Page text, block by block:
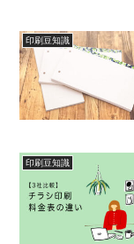
印刷豆知識
印刷豆知識